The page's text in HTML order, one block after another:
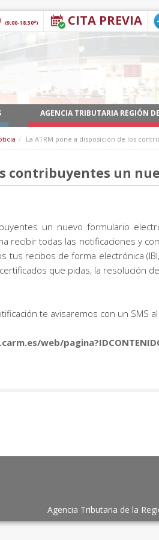
CITA PREVIA
(9:00-18:30*)
AGENCIA TRIBUTARIA REGIÓN
La ATRM pone a disposición de los
contribuyentes un
un nuevo formulario
recibir todas las notificaciones y
tus recibos de forma electrónica
que pidas, la resolución
te avisaremos con un SMS
web/
Agencia Tributaria de la